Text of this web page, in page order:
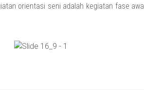
orientasi seni adalah kegiatan fase